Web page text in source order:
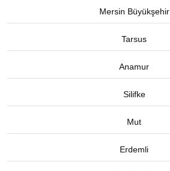
Mersin Büyükşehir
Tarsus
Anamur
Silifke
Mut
Erdemli